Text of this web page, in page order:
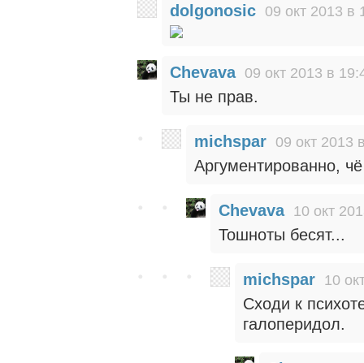
dolgonosic 09 окт 2013 в
Chevava 09 окт 2013 в
Ты не прав.
michspar 09 окт 2013
Аргументированно, чё
Chevava 10 окт
Тошноты бесят...
michspar 10
Сходи к
галоперидол.